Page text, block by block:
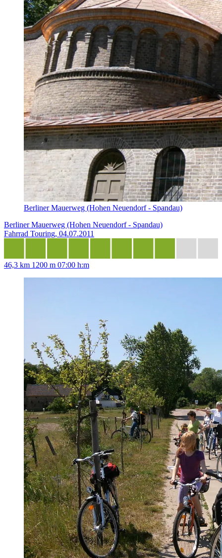
Berliner Mauerweg (Hohen Neuendorf - Spandau)
Berliner Mauerweg (Hohen Neuendorf - Spandau)
Fahrrad Touring, 04.07.2011
46,3 km 1200 m 07:00 h:m